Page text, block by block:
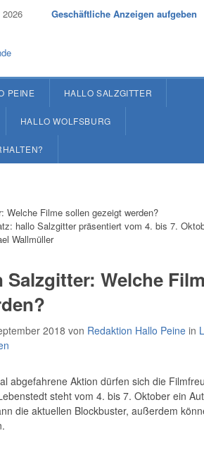
Geschäftliche Anzeigen aufgeben
PEINE HALLO SALZGITTER
HALLO WOLFSBURG
hallo Salzgitter präsentiert vom 4. bis 7.
Wallmüller
Welche
2018 von Redaktion Hallo Peine in
abgefahrene Aktion dürfen sich die
steht vom 4. bis 7. Oktober ein
die aktuellen Blockbuster, außerdem